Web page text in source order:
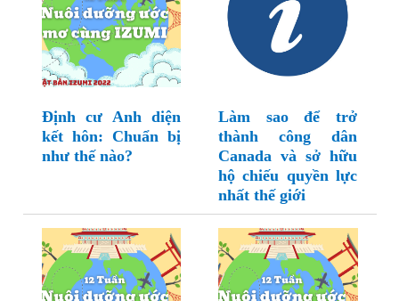
Định cư Anh diện
kết hôn: Chuẩn bị
như thế nào?
Làm sao để trở
thành công dân
Canada và sở hữu
hộ chiếu quyền lực
nhất thế giới